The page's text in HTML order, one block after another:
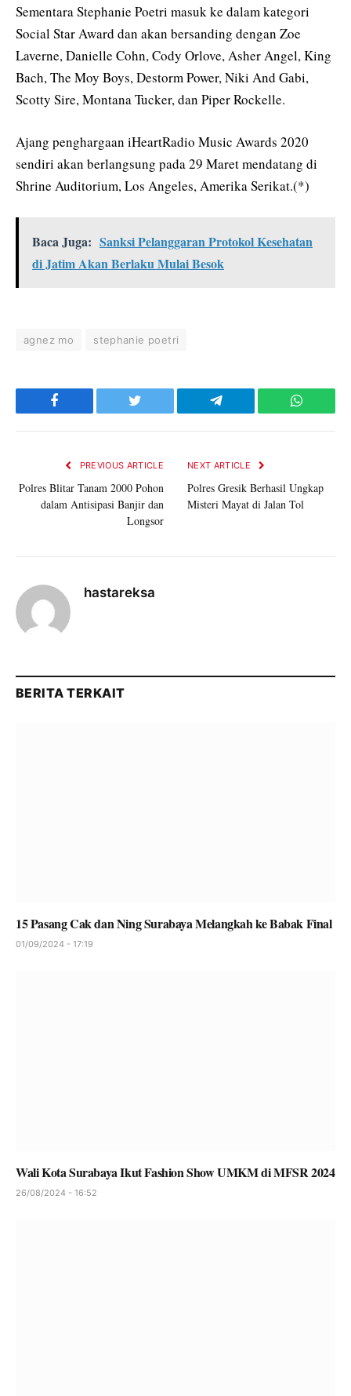
Sementara Stephanie Poetri masuk ke dalam kategori
Social Star Award dan akan bersanding dengan Zoe
Laverne, Danielle Cohn, Cody Orlove, Asher Angel, King
Bach, The Moy Boys, Destorm Power, Niki And Gabi,
Scotty Sire, Montana Tucker, dan Piper Rockelle.
Ajang penghargaan iHeartRadio Music Awards 2020
sendiri akan berlangsung pada 29 Maret mendatang di
Shrine Auditorium, Los Angeles, Amerika Serikat.(*)
Baca Juga: Sanksi Pelanggaran Protokol Kesehatan
di Jatim Akan Berlaku Mulai Besok
agnez mo stephanie poetri
Facebook Twitter Telegram
PREVIOUS ARTICLE
Polres Blitar Tanam 2000 Pohon
dalam Antisipasi Banjir dan
Longsor
NEXT ARTICLE
Polres Gresik Berhasil Ungkap
Misteri Mayat di Jalan Tol
hastareksa
BERITA TERKAIT
15 Pasang Cak dan Ning Surabaya Melangkah ke Babak Final
01/09/2024 - 17:19
Wali Kota Surabaya Ikut Fashion Show UMKM di MFSR 2024
26/08/2024 - 16:52